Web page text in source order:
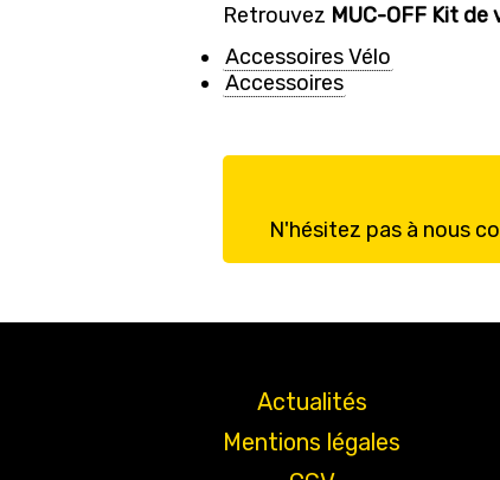
Retrouvez MUC-OFF Kit de
Accessoires Vélo
Accessoires
N'hésitez pas à nous
Actualités
Mentions légales